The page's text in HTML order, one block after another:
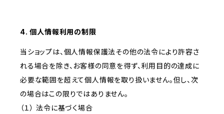
4. 個人情報利用の制限
当ショップは、個人情報保護法その他の法令により許容さ
れる場合を除き、お客様の同意を得ず、利用目的の達成に
必要な範囲を超えて個人情報を取り扱いません。但し、次
の場合はこの限りではありません。
（１） 法令に基づく場合